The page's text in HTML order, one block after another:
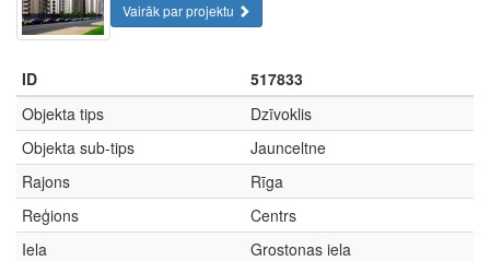
Vairāk par projektu
ID
517833
Objekta tips
Dzīvoklis
Objekta sub-tips
Jaunceltne
Rajons
Rīga
Reģions
Centrs
Iela
Grostonas iela